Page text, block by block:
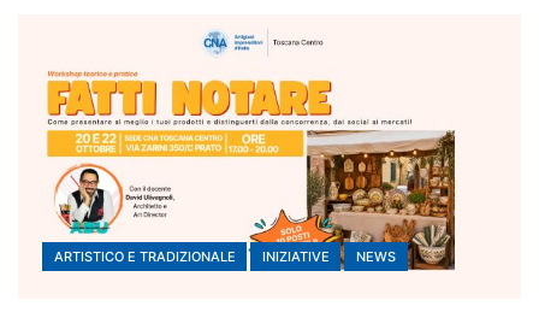
ARTISTICO E TRADIZIONALE INIZIATIVE NEWS